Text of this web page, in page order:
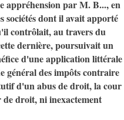
appréhension par M. B..., en
sociétés dont il avait apporté
contrôlait, au travers du
dernière, poursuivait un
d'une application littérale
général des impôts contraire
d'un abus de droit, la cour
droit, ni inexactement